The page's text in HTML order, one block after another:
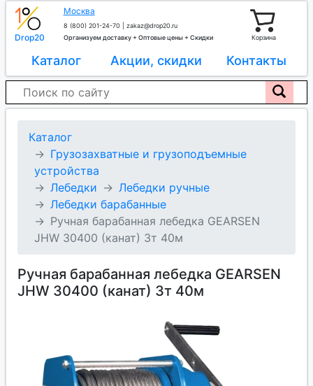
Drop20
Москва
8 (800) 201-24-70
zakaz@drop20.ru
Организуем доставку + Оптовые цены + Скидки
Корзина
Каталог Акции, скидки Контакты
Каталог
Грузозахватные и грузоподъемные
устройства
Лебедки
Лебедки ручные
Лебедки барабанные
Ручная барабанная лебедка GEARSEN
JHW 30400 (канат) 3т 40м
Ручная барабанная лебедка GEARSEN
JHW 30400 (канат) 3т 40м